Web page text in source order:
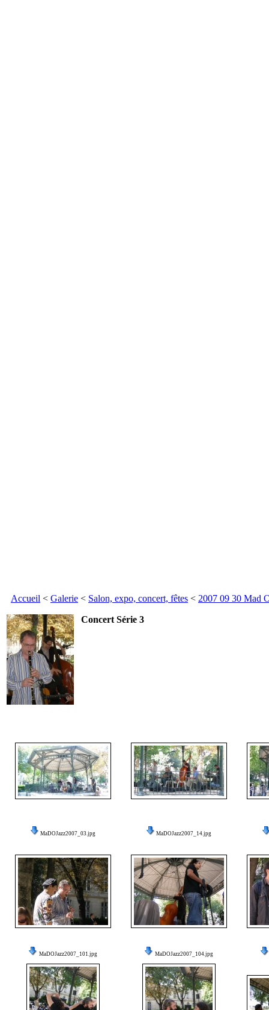
Accueil < Galerie < Salon, expo, concert, fêtes < 2007 09 30 Mad
Concert Série 3
MaDOJazz2007_03.jpg MaDOJazz2007_14.jpg
MaDOJazz2007_101.jpg MaDOJazz2007_104.jpg